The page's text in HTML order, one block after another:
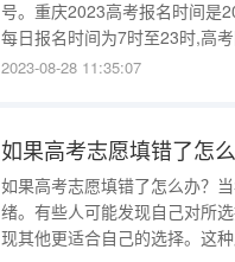
号。重庆2023高考报名时间是
每日报名时间为7时至23时,高
布的为准,大家还是要密切关注
2023-08-28 11:35:07
如果高考志愿填错了怎么
如果高考志愿填错了怎么办？
绪。有些人可能发现自己对所
现其他更适合自己的选择。这